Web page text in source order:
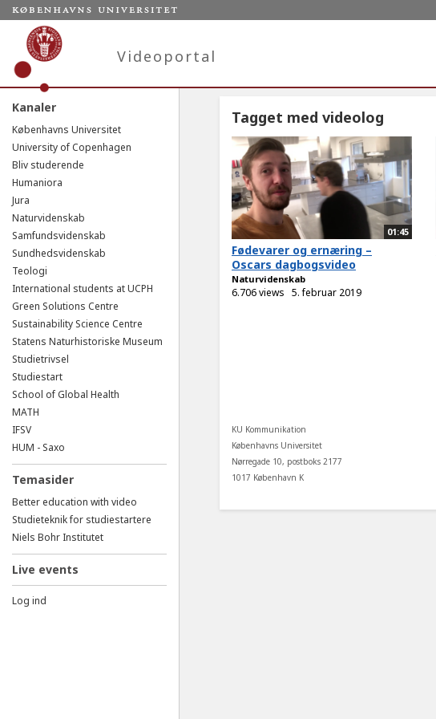
Videoportal
Kanaler
Københavns Universitet
University of Copenhagen
Bliv studerende
Humaniora
Jura
Naturvidenskab
Samfundsvidenskab
Sundhedsvidenskab
Teologi
International students at UCPH
Green Solutions Centre
Sustainability Science Centre
Statens Naturhistoriske Museum
Studietrivsel
Studiestart
School of Global Health
MATH
IFSV
HUM - Saxo
Temasider
Better education with video
Studieteknik for studiestartere
Niels Bohr Institutet
Live events
Log ind
Tagget med videolog
01:45
Fødevarer og ernæring –
Oscars dagbogsvideo
Naturvidenskab
6.706 views 5. februar 2019
KU Kommunikation
Københavns Universitet
Nørregade 10, postboks 2177
1017 København K